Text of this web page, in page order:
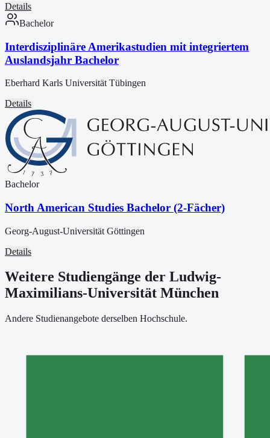
Details
Bachelor
Interdisziplinäre Amerikastudien mit integriertem
Auslandsjahr Bachelor
Eberhard Karls Universität Tübingen
Details
Bachelor
North American Studies Bachelor (2-Fächer)
Georg-August-Universität Göttingen
Details
Weitere Studiengänge der Ludwig-
Maximilians-Universität München
Andere Studienangebote derselben Hochschule.